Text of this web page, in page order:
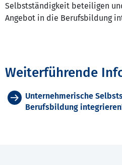
Selbstständigkeit beteiligen
Angebot in die Berufsbildung
Weiterführende
Unternehmerische
Berufsbildung